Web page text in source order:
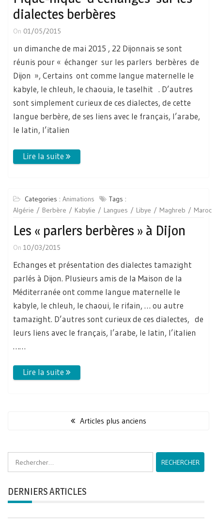
dialectes berbères
On 01/05/2015
un dimanche de mai 2015 , 22 Dijonnais se sont
réunis pour « échanger sur les parlers berbères de
Dijon », Certains ont comme langue maternelle le
kabyle, le chleuh, le chaouia, le taselhit . D’autres
sont simplement curieux de ces dialectes, de cette
langue berbère, de ses liens avec le français, l’arabe,
le latin, l’italien
Categories : Animations
Tags :
Algérie
Berbère Kabylie Langues Libye Maghreb Maroc
Les « parlers berbères » à Dijon
On 10/03/2015
Echanges et présentation des dialectes tamazight
parlés à Dijon. Plusieurs amis de la Maison de la
Méditerranée ont comme langue maternelle le
kabyle, le chleuh, le chaoui, le rifain, … ou autre
tamazight. D’autres sont curieux de ces dialectes, de
leurs liens avec le français, l’arabe, le latin, l’italien
……
Articles plus anciens
DERNIERS ARTICLES